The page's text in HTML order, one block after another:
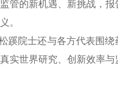
管的新机遇、新挑战，报
。
院士还与各方代表围绕
实世界研究、创新效率与